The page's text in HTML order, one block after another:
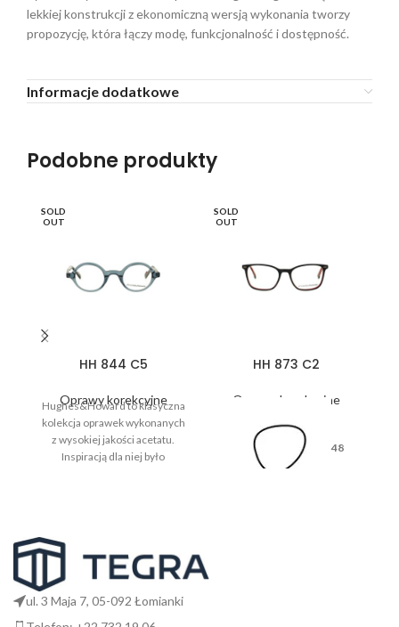
lekkiej konstrukcji z ekonomiczną wersją wykonania tworzy
propozycję, która łączy modę, funkcjonalność i dostępność.
Informacje dodatkowe
Podobne produkty
SOLD
OUT
HH 844 C5
Oprawy korekcyjne
Hughes&Howard to klasyczna
kolekcja oprawek wykonanych
z wysokiej jakości acetatu.
Inspiracją dla niej było
SOLD
OUT
HH 873 C2
Oprawy korekcyjne
48
ul. 3 Maja 7, 05-092 Łomianki